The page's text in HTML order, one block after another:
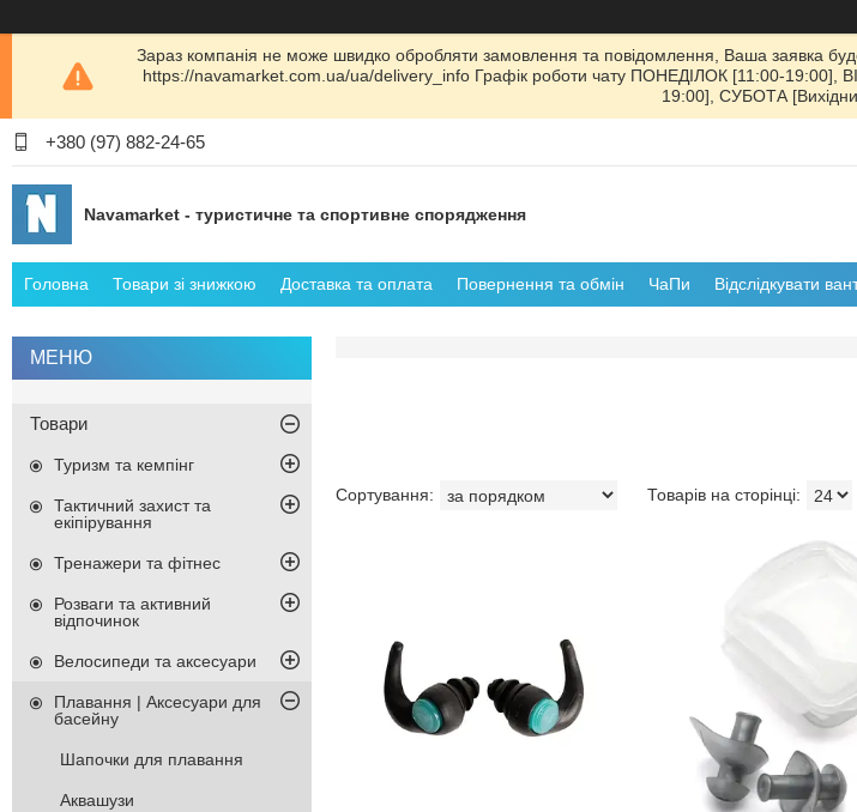
Зараз компанія не може швидко обробляти замовлення та повідомлення, Ваша заявка
https://navamarket.com.ua/ua/delivery_info Графік роботи чату ПОНЕДІЛОК [11:00-
19:00], СУБОТА
+380 (97) 882-24-65
Navamarket - туристичне та спортивне спорядження
Головна Товари зі знижкою Доставка та оплата Повернення та обмін ЧаПи Відслідкувати
Товари
Туризм та кемпінг
Тактичний захист та
екіпірування
Тренажери та фітнес
Розваги та активний
відпочинок
Велосипеди та аксесуари
Плавання | Аксесуари для
басейну
Шапочки для плавання
Аквашузи